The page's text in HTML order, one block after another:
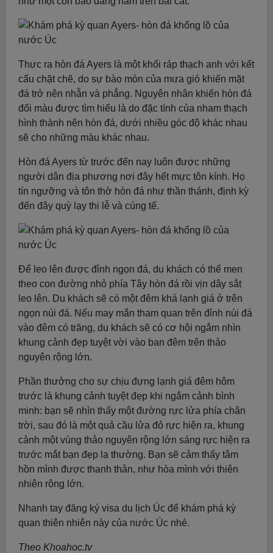
Thực ra hòn đá Ayers là một khối ráp thạch anh với kết
cấu chặt chẽ, do sự bào mòn của mưa gió khiến mặt
đá trở nên nhẵn và phẳng. Nguyên nhân khiến hòn đá
đổi màu được tìm hiểu là do đặc tính của nham thạch
hình thành nên hòn đá, dưới nhiều góc độ khác nhau
sẽ cho những màu khác nhau.
Hòn đá Ayers từ trước đến nay luôn được những
người dân địa phương nơi đây hết mực tôn kính. Họ
tín ngưỡng và tôn thờ hòn đá như thần thánh, định kỳ
đến đây quỳ lạy thi lễ và cúng tế.
Để leo lên được đỉnh ngọn đá, du khách có thể men
theo con đường nhỏ phía Tây hòn đá rồi vịn dây sắt
leo lên. Du khách sẽ có một đêm khá lạnh giá ở trên
ngọn núi đá. Nếu may mắn tham quan trên đỉnh núi đá
vào đêm có trăng, du khách sẽ có cơ hội ngắm nhìn
khung cảnh đẹp tuyệt vời vào ban đêm trên thảo
nguyên rộng lớn.
Phần thưởng cho sự chịu đựng lạnh giá đêm hôm
trước là khung cảnh tuyệt đẹp khi ngắm cảnh bình
minh: bạn sẽ nhìn thấy một đường rực lửa phía chân
trời, sau đó là một quả cầu lửa đỏ rực hiện ra, khung
cảnh một vùng thảo nguyên rộng lớn sáng rực hiện ra
trước mắt bạn đẹp lạ thường. Bạn sẽ cảm thấy tâm
hồn mình được thanh thản, như hòa mình với thiên
nhiên rộng lớn.
Nhanh tay đăng ký visa du lịch Úc để khám phá kỳ
quan thiên nhiên này của nước Úc nhé.
Theo Khoahoc.tv